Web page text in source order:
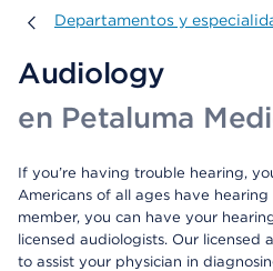
Departamentos y
Departamentos y
Audiology
en Petaluma
If you’re having trouble hearing,
Americans of all ages have hearing
member, you can have your
licensed audiologists. Our licensed
to assist your physician in